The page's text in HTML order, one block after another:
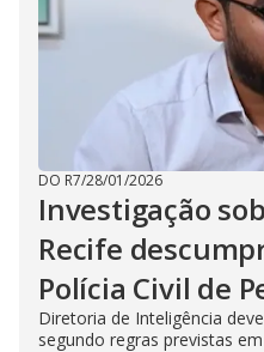
DO R7/28/01/2026
Investigação
Recife
Polícia Civil de
Diretoria de Inteligência
segundo regras previstas